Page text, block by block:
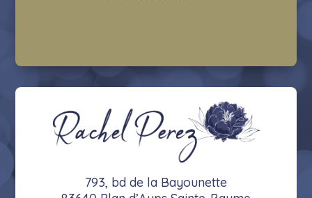
793, bd de la Bayounette